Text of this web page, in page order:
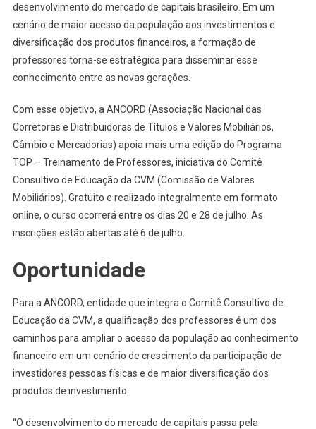
desenvolvimento do mercado de capitais brasileiro. Em um
cenário de maior acesso da população aos investimentos e
diversificação dos produtos financeiros, a formação de
professores torna-se estratégica para disseminar esse
conhecimento entre as novas gerações.
Com esse objetivo, a ANCORD (Associação Nacional das
Corretoras e Distribuidoras de Títulos e Valores Mobiliários,
Câmbio e Mercadorias) apoia mais uma edição do Programa
TOP – Treinamento de Professores, iniciativa do Comitê
Consultivo de Educação da CVM (Comissão de Valores
Mobiliários). Gratuito e realizado integralmente em formato
online, o curso ocorrerá entre os dias 20 e 28 de julho. As
inscrições estão abertas até 6 de julho.
Oportunidade
Para a ANCORD, entidade que integra o Comitê Consultivo de
Educação da CVM, a qualificação dos professores é um dos
caminhos para ampliar o acesso da população ao conhecimento
financeiro em um cenário de crescimento da participação de
investidores pessoas físicas e de maior diversificação dos
produtos de investimento.
“O desenvolvimento do mercado de capitais passa pela